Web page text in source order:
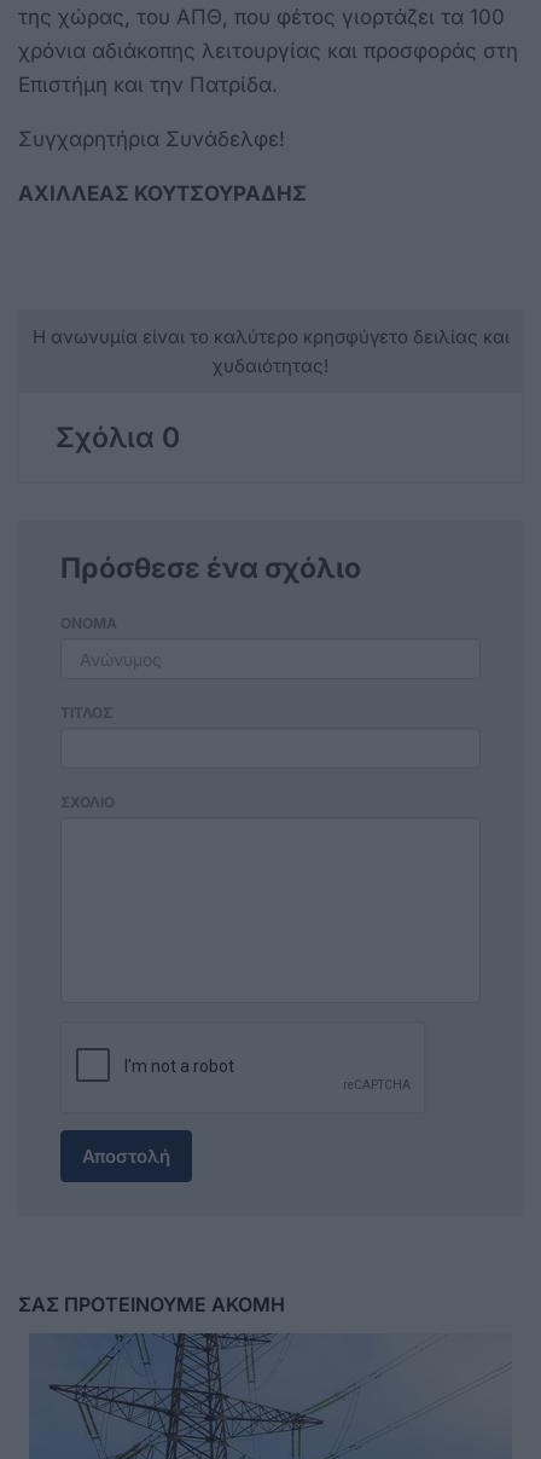
της χώρας, του ΑΠΘ, που φέτος γιορτάζει τα 100
χρόνια αδιάκοπης λειτουργίας και προσφοράς στη
Επιστήμη και την Πατρίδα.
Συγχαρητήρια Συνάδελφε!
ΑΧΙΛΛΕΑΣ ΚΟΥΤΣΟΥΡΑΔΗΣ
Η ανωνυμία είναι το καλύτερο κρησφύγετο δειλίας και
χυδαιότητας!
Σχόλια 0
Πρόσθεσε ένα σχόλιο
ΟΝΟΜΑ
ΤΙΤΛΟΣ
ΣΧΟΛΙΟ
Αποστολή
ΣΑΣ ΠΡΟΤΕΙΝΟΥΜΕ ΑΚΟΜΗ